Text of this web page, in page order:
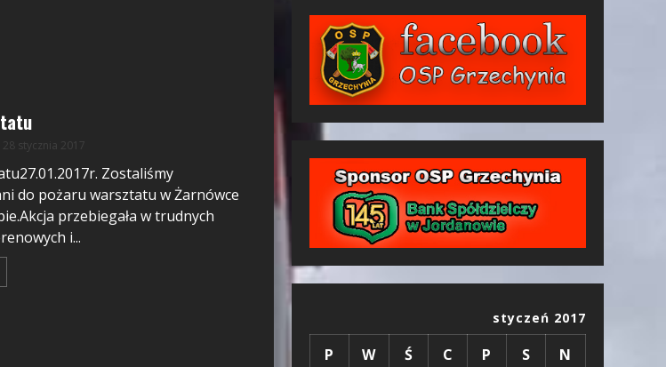
28 stycznia 2017
Zostaliśmy
do pożaru warsztatu w Żarnówce
przebiegała w trudnych
i...
styczeń 2017
P W Ś C P S
N